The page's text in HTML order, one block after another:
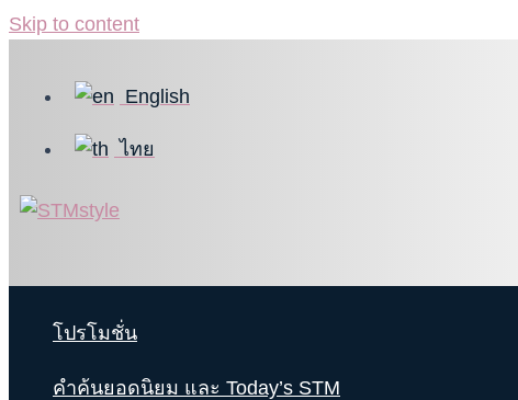
Skip to content
English
ไทย
โปรโมชั่น
คำค้นยอดนิยม และ Today’s STM